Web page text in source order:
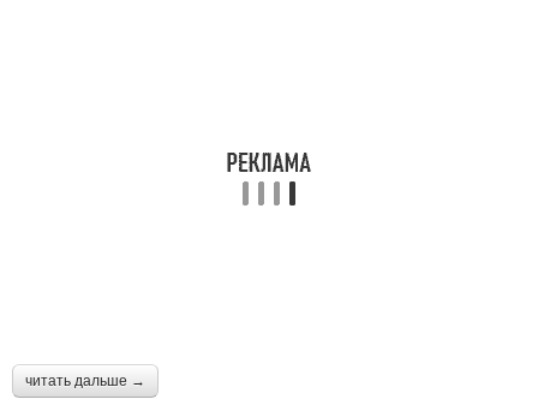
читать дальше →